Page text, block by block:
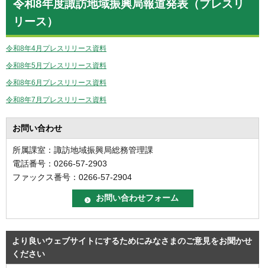
令和8年度諏訪地域振興局報道発表（プレスリ
リース）
令和8年4月プレスリリース資料
令和8年5月プレスリリース資料
令和8年6月プレスリリース資料
令和8年7月プレスリリース資料
お問い合わせ
所属課室：諏訪地域振興局総務管理課
電話番号：0266-57-2903
ファックス番号：0266-57-2904
より良いウェブサイトにするためにみなさまのご意見をお聞かせ
ください